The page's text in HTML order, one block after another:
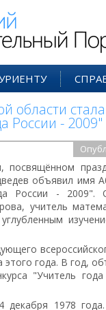
области
России - 2009"
посвящённом
объявил имя
России - 2009".
учитель
этого года. В год,
"Учитель
декабря 1978